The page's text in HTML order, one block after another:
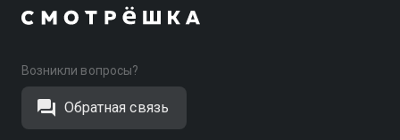
Возникли вопросы?
Обратная связь